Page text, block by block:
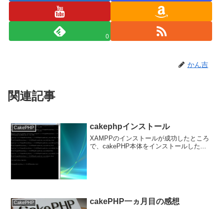
0
かん吉
関連記事
CakePHP cakephpインストール
XAMPPのインストールが成功したところ
で、cakePHP本体をインストールした...
CakePHP cakePHP一ヵ月目の感想